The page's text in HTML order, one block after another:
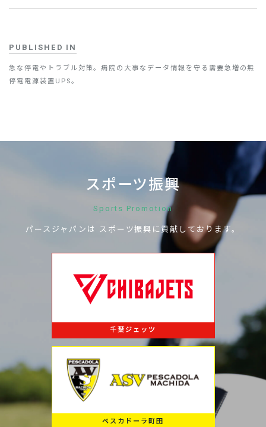
PUBLISHED IN
急な停電やトラブル対策。病院の大事なデータ情報を守る需要急増の無
停電電源装置UPS。
スポーツ振興
Sports Promotion
パースジャパンは スポーツ振興に貢献しております。
千葉ジェッツ
ペスカドーラ町田